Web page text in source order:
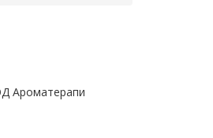
Ароматерапи